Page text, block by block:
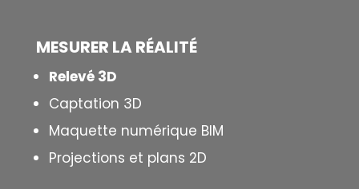
MESURER LARÉALITÉ
Relevé 3D
Captation 3D
Maquette numérique BIM
Projections et plans 2D